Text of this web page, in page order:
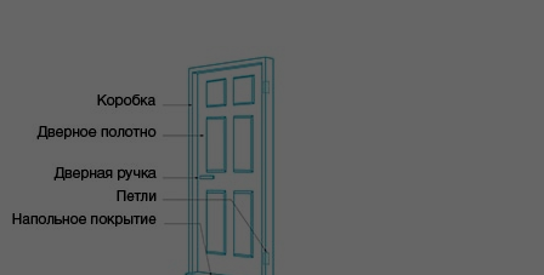
Без стекла
Декор
Особенности
Двери с алюминиевой кромкой укомплектованы
механизмом магнитной защелки для легкого и практически